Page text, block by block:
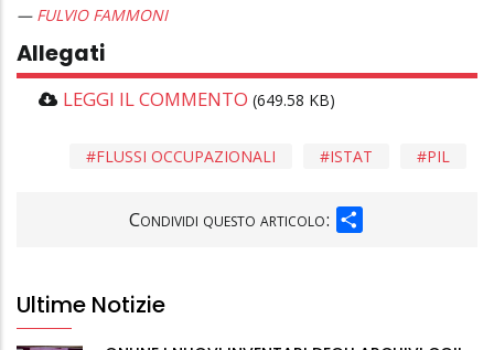
FULVIO FAMMONI
Allegati
LEGGI IL COMMENTO (649.58 KB)
PIL
ISTAT
FLUSSI OCCUPAZIONALI
Condividi questo articolo:
Ultime Notizie